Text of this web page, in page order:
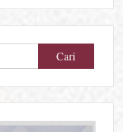
Cari
untuk: